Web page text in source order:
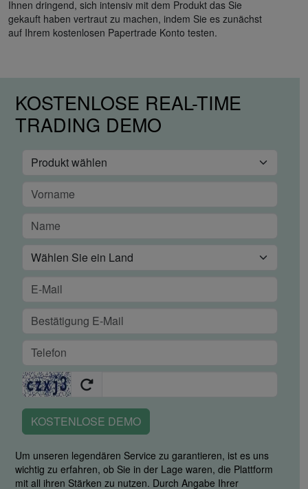
Ihnen dringend, sich intensiv mit dem Produkt das Sie
gekauft haben vertraut zu machen, indem Sie es zunächst
auf Ihrem kostenlosen Papertrade Konto testen.
KOSTENLOSE REAL-TIME
TRADING DEMO
KOSTENLOSE DEMO
Um unseren legendären Service zu garantieren, ist es uns
wichtig zu erfahren, ob Sie in der Lage waren, die Plattform
mit all ihren Stärken zu nutzen. Durch Angabe Ihrer